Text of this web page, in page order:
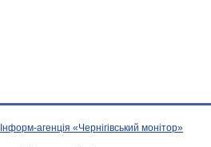
Інформ-агенція «Чернігівський монітор»